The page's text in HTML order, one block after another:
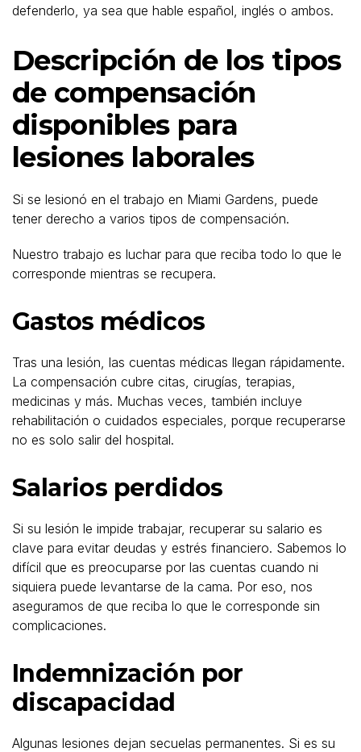
defenderlo, ya sea que hable español, inglés o ambos.
Descripción de los tipos
de compensación
disponibles para
lesiones laborales
Si se lesionó en el trabajo en Miami Gardens, puede
tener derecho a varios tipos de compensación.
Nuestro trabajo es luchar para que reciba todo lo que le
corresponde mientras se recupera.
Gastos médicos
Tras una lesión, las cuentas médicas llegan rápidamente.
La compensación cubre citas, cirugías, terapias,
medicinas y más. Muchas veces, también incluye
rehabilitación o cuidados especiales, porque recuperarse
no es solo salir del hospital.
Salarios perdidos
Si su lesión le impide trabajar, recuperar su salario es
clave para evitar deudas y estrés financiero. Sabemos lo
difícil que es preocuparse por las cuentas cuando ni
siquiera puede levantarse de la cama. Por eso, nos
aseguramos de que reciba lo que le corresponde sin
complicaciones.
Indemnización por
discapacidad
Algunas lesiones dejan secuelas permanentes. Si es su